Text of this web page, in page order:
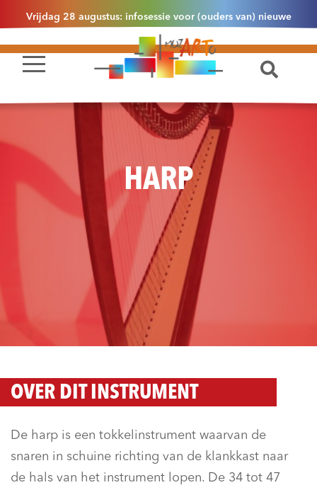
Vrijdag 28 augustus: infosessie voor (ouders van) nieuwe
leerlingen 2.1 om 13u30 in Essen
HARP
OVER DIT INSTRUMENT
De harp is een tokkelinstrument waarvan de
snaren in schuine richting van de klankkast naar
de hals van het instrument lopen. De 34 tot 47